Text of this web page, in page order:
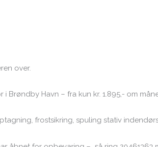
over.
Brøndby Havn – fra kun kr. 1.895,- om
frostsikring, spuling stativ